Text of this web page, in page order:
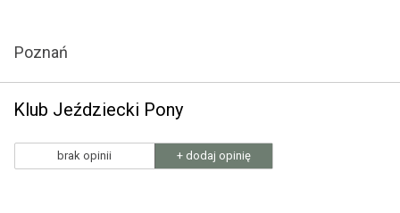
Poznań
Klub Jeździecki Pony
brak opinii + dodaj opinię